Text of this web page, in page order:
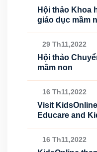
Hội thảo Khoa
giáo dục mầm
29 Th11,2022
Hội thảo
mầm non
16 Th11,2022
Visit
Educare and
16 Th11,2022